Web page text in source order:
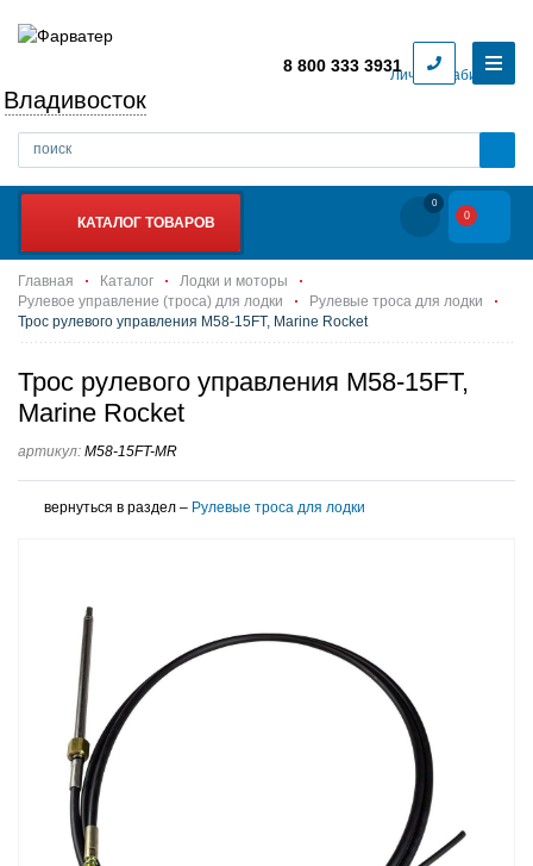
Личный кабинет
Владивосток
8 800 333 3931
КАТАЛОГ ТОВАРОВ
0
0
Главная Каталог
Лодки и моторы
Рулевое управление (троса) для лодки
Рулевые троса для лодки
Трос рулевого управления M58-15FT, Marine Rocket
Трос рулевого управления M58-15FT,
Marine Rocket
артикул: M58-15FT-MR
вернуться в раздел – Рулевые троса для лодки